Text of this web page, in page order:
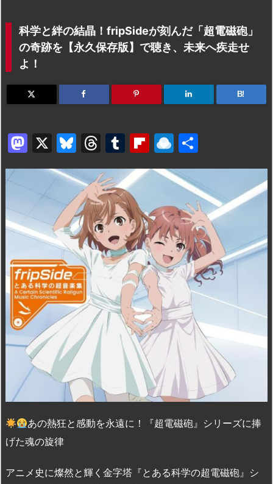
科学と絆の結晶！fripSideが刻んだ「超電磁砲」
の奇跡を【永久保存版】で聴き、未来へ疾走せ
よ！
B!
M
a
o
d
o
n
X
Bl
u
e
s
k
y
T
hr
e
a
d
s
T
u
m
bl
r
Fl
ip
b
o
ar
d
R
ai
n
dr
o
p.
io
有
あの熱狂と感動を永遠に！『超電磁砲』シリーズに捧
げた魂の旋律
アニメ史に燦然と輝く金字塔『とある科学の超電磁砲』シ